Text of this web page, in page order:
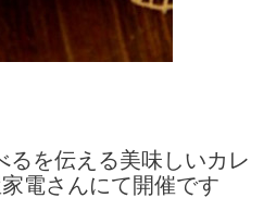
るを伝える美味しいカレ
電さんにて開催です